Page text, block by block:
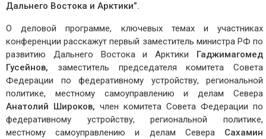
Дальнего Востока и Арктики”.
О деловой программе, ключевых темах и участниках
конференции расскажут первый заместитель министра РФ по
развитию Дальнего Востока и Арктики
Гаджимагомед
Гусейнов, заместитель председателя комитета Совета
Федерации по федеративному устройству, региональной
политике, местному самоуправлению и делам Севера
Анатолий Широков, член комитета Совета Федерации по
федеративному устройству, региональной политике,
местному самоуправлению и делам Севера Сахамин